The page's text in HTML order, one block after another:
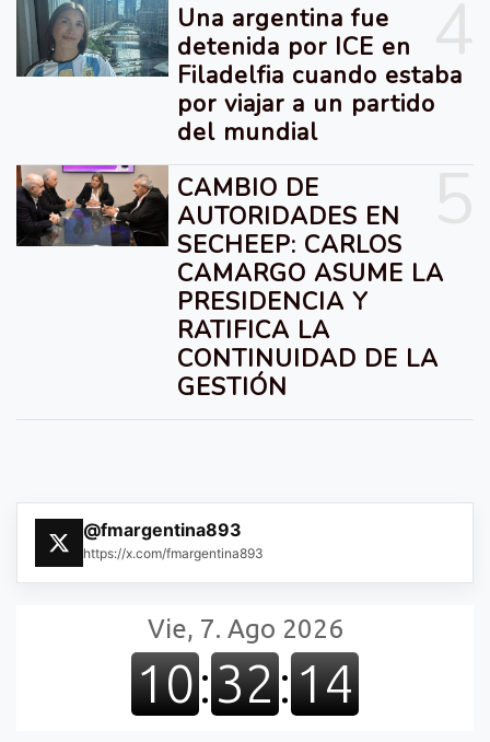
Una argentina fue
detenida por ICE en
Filadelfia cuando estaba
por viajar a un partido
del mundial
CAMBIO DE
AUTORIDADES EN
SECHEEP: CARLOS
CAMARGO ASUME LA
PRESIDENCIA Y
RATIFICA LA
CONTINUIDAD DE LA
GESTIÓN
@fmargentina893
https://x.com/fmargentina893